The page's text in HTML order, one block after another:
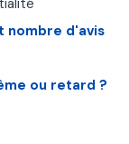
nombre d'avis
ou retard ?